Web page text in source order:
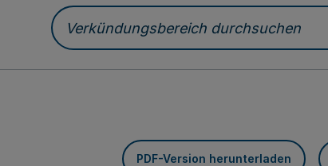
Verkündungsbereich durchsuchen
PDF-Version herunterladen